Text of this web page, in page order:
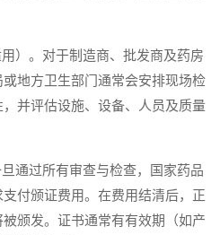
。对于制造商、批发商及药房
地方卫生部门通常会安排现场检
并评估设施、设备、人员及质量
过所有审查与检查，国家药品
付颁证费用。在费用结清后，正
颁发。证书通常有有效期（如产